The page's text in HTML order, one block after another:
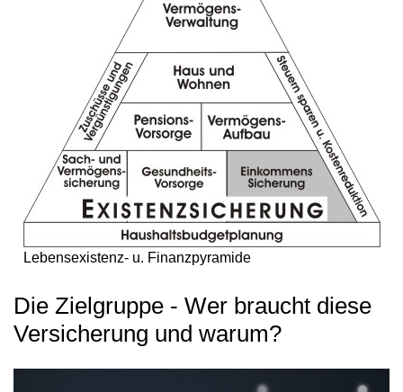
Lebensexistenz- u. Finanzpyramide
Die Zielgruppe - Wer braucht diese
Versicherung und warum?